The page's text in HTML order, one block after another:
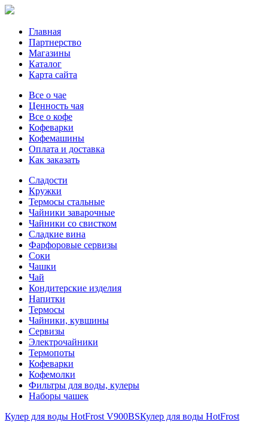
Главная
Партнерство
Магазины
Каталог
Карта сайта
Все о чае
Ценность чая
Все о кофе
Кофеварки
Кофемашины
Оплата и доставка
Как заказать
Сладости
Кружки
Термосы стальные
Чайники заварочные
Чайники со свистком
Сладкие вина
Фарфоровые сервизы
Соки
Чашки
Чай
Кондитерские изделия
Напитки
Термосы
Чайники, кувшины
Сервизы
Электрочайники
Термопоты
Кофеварки
Кофемолки
Фильтры для воды, кулеры
Наборы чашек
Кулер для воды HotFrost V900BSКулер для воды HotFrost